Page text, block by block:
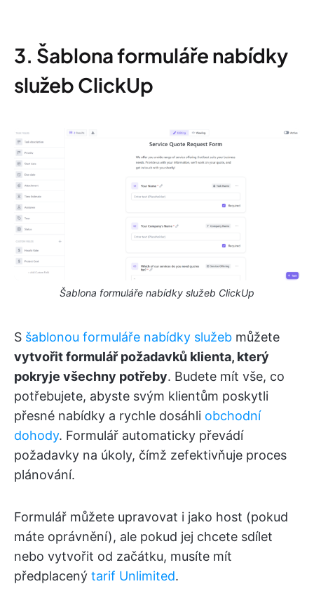
3. Šablona formuláře nabídky
služeb ClickUp
Šablona formuláře nabídky služeb ClickUp
S šablonou formuláře nabídky služeb můžete
vytvořit formulář požadavků klienta, který
pokryje všechny potřeby. Budete mít vše, co
potřebujete, abyste svým klientům poskytli
přesné nabídky a rychle dosáhli obchodní
dohody. Formulář automaticky převádí
požadavky na úkoly, čímž zefektivňuje proces
plánování.
Formulář můžete upravovat i jako host (pokud
máte oprávnění), ale pokud jej chcete sdílet
nebo vytvořit od začátku, musíte mít
předplacený tarif Unlimited.